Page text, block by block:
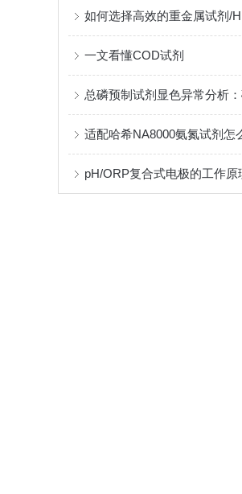
一文看懂COD试剂